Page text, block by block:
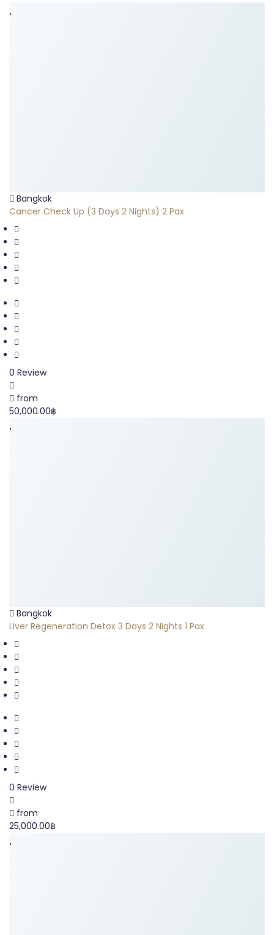
Bangkok
Cancer Check Up (3 Days 2 Nights) 2 Pax
0 Review
from
50,000.00฿
Bangkok
Liver Regeneration Detox 3 Days 2 Nights 1 Pax
0 Review
from
25,000.00฿